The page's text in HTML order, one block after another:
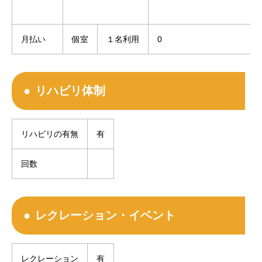
月払い 個室 １名利用 0
リハビリ体制
リハビリの有無 有
回数
レクレーション・イベント
レクレーション 有